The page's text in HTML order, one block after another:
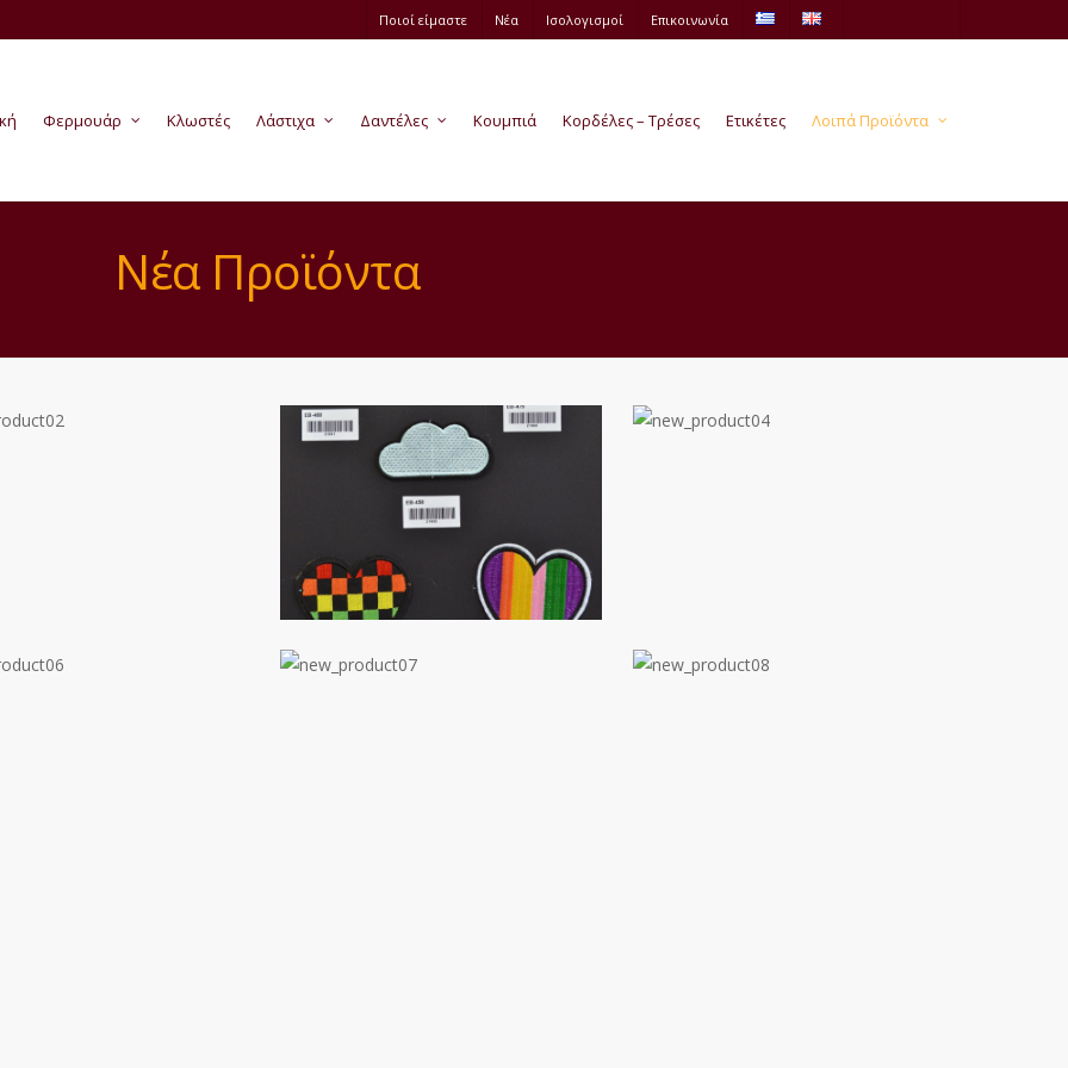
Ποιοί είμαστε Νέα Ισολογισμοί Επικοινωνία
Φερμουάρ Κλωστές Λάστιχα Δαντέλες Κουμπιά Κορδέλες – Τρέσες Ετικέτες Λοιπά Προϊόντα
Νέα Προϊόντα